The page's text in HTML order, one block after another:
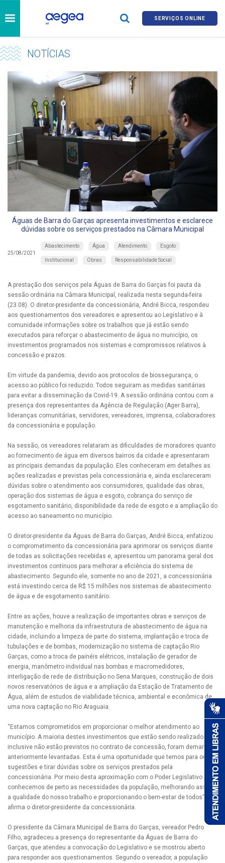
SERVIÇOS ONLINE
NOTÍCIAS
Águas de Barra do Garças apresenta investimentos e esclarece
dúvidas sobre os serviços prestados na Câmara Municipal
25/08/2021
Abastecimento Água Atendimento Esgoto
Institucional Obras Responsabilidade Social
A prestação dos serviços pela Águas de Barra do Garças foi pauta da
sessão ordinária na Câmara Municipal, realizada nesta segunda-feira
(23.08). O diretor-presidente da concessionária, André Bicca, respondeu
aos questionamentos dos vereadores e apresentou ao Legislativo e à
comunidade informações sobre os trabalhos que já estão sendo
executados para reforçar o abastecimento de água no município, os
investimentos programados nos sistemas e compromissos relativos à
concessão e prazos.
Em virtude da pandemia, devido aos protocolos de biossegurança, o
acesso ao público foi reduzido. Todos seguiram as medidas sanitárias
para evitar a disseminação da Covid-19. A sessão ordinária contou com a
presença dos representantes da Agência de Regulação (Ager Barra),
lideranças comunitárias, servidores, vereadores, imprensa, colaboradores
da concessionária e população.
Na sessão, os vereadores relataram as dificuldades de moradores quanto
ao fornecimento de água em diversos bairros da cidade e apresentaram
as principais demandas da população. Eles conheceram em detalhes as
ações realizadas e previstas pela concessionária e, ainda esclareceram
dúvidas sobre o atendimento aos consumidores, qualidade das obras,
operação dos sistemas de água e esgoto, cobrança do serviço de
esgotamento sanitário, disponibilidade da rede de esgoto e a ampliação do
acesso ao saneamento no município.
O diretor-presidente da Águas de Barra do Garças, André Bicca, enfatizou
o comprometimento da concessionária para aprimorar os serviços diante
de todas as solicitações recebidas e, apresentou um panorama geral dos
investimentos contínuos para melhorar a eficiência do sistema de
abastecimento. Segundo ele, somente no ano de 2021, a concessionária
está investindo cerca de R$ 15 milhões nos sistemas de abastecimento
de água e de esgotamento sanitário.
Entre as ações, houve a realização de importantes obras e serviços de
manutenção e melhoria da infraestrutura de abastecimento de água na
cidade, incluindo a limpeza de parte do sistema, implantação e troca de
tubulações e de bombas, modernização no sistema de captação Rio
Garças, como a troca de painéis elétricos, instalação de gerador de
energia, manômetro individual nas bombas e macromedidores,
interligação de rede de distribuição no Sena Marques, construção de dois
novos reservatórios de água e a ampliação da Estação de Tratamento de
Água, além de estudos de viabilidade técnica, ambiental e econômica de
uma nova captação no Rio Araguaia.
“Estamos comprometidos em proporcionar o melhor atendimento ao
município. A maioria destes investimentos que estão sendo realizados,
inclusive não estão previstos no contrato de concessão, foram demandas
anteriormente levantadas. Esta é uma oportunidade que temos para ouvir
sugestões e tirar dúvidas sobre os serviços prestados pela
concessionária. Por meio desta aproximação com o Poder Legislativo
conhecemos de perto as necessidades da população, melhorando assim
a qualidade do nosso trabalho e proporcionando o bem-estar de todos”,
afirma o diretor-presidente da concessionária.
O presidente da Câmara Municipal de Barra do Garças, vereador Pedro
Filho, agradeceu a presença do representante da Águas de Barra do
Garças, que atendeu a convocação do Legislativo e se mostrou aberto
para responder aos questionamentos. Segundo o vereador, a população